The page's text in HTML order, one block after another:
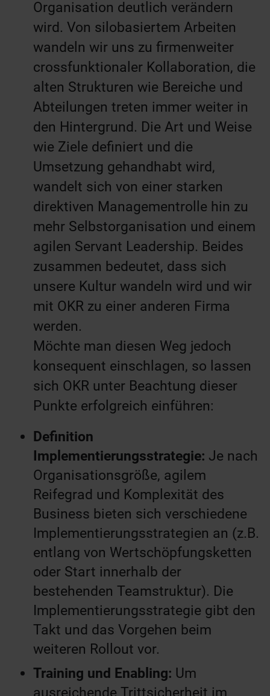
Organisation deutlich verändern
wird. Von silobasiertem Arbeiten
wandeln wir uns zu firmenweiter
crossfunktionaler Kollaboration, die
alten Strukturen wie Bereiche und
Abteilungen treten immer weiter in
den Hintergrund. Die Art und Weise
wie Ziele definiert und die
Umsetzung gehandhabt wird,
wandelt sich von einer starken
direktiven Managementrolle hin zu
mehr Selbstorganisation und einem
agilen Servant Leadership. Beides
zusammen bedeutet, dass sich
unsere Kultur wandeln wird und wir
mit OKR zu einer anderen Firma
werden.
Möchte man diesen Weg jedoch
konsequent einschlagen, so lassen
sich OKR unter Beachtung dieser
Punkte erfolgreich einführen:
Definition
Implementierungsstrategie: Je nach
Organisationsgröße, agilem
Reifegrad und Komplexität des
Business bieten sich verschiedene
Implementierungsstrategien an (z.B.
entlang von Wertschöpfungsketten
oder Start innerhalb der
bestehenden Teamstruktur). Die
Implementierungsstrategie gibt den
Takt und das Vorgehen beim
weiteren Rollout vor.
Training und Enabling: Um
ausreichende Trittsicherheit im